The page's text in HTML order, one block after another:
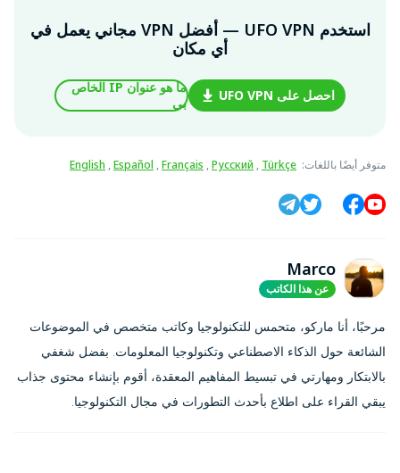
استخدم UFO VPN — أفضل VPN مجاني يعمل في
أي مكان
احصل على UFO VPN
ما هو عنوان IP الخاص
بي
متوفر أيضًا باللغات:
English ,Español ,Français ,Русский , Türkçe
Marco
عن هذا الكاتب
مرحبًا، أنا ماركو، متحمس للتكنولوجيا وكاتب متخصص في الموضوعات
الشائعة حول الذكاء الاصطناعي وتكنولوجيا المعلومات. بفضل شغفي
بالابتكار ومهارتي في تبسيط المفاهيم المعقدة، أقوم بإنشاء محتوى جذاب
يبقي القراء على اطلاع بأحدث التطورات في مجال التكنولوجيا.